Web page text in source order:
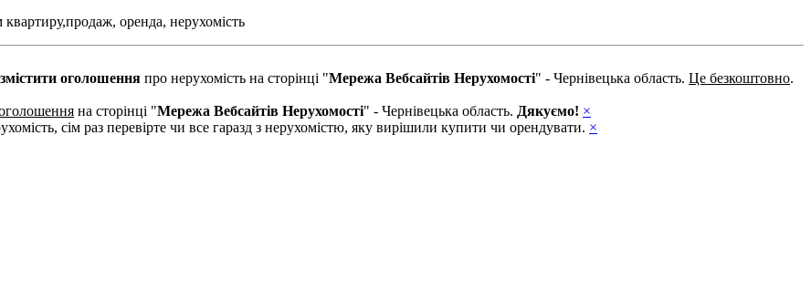
квартиру,продаж, оренда, нерухомість
оголошення про нерухомість на сторінці "Мережа Вебсайтів Нерухомості" - Чернівецька область. Це безкоштовно.
на сторінці "Мережа Вебсайтів Нерухомості" - Чернівецька область. Дякуємо! ×
сім раз перевірте чи все гаразд з нерухомістю, яку вирішили купити чи орендувати. ×